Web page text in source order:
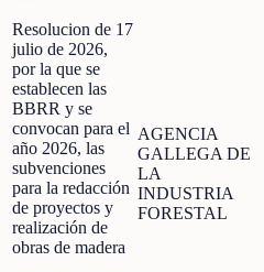
Resolucion de 17
julio de 2026,
por la que se
establecen las
BBRR y se
convocan para el
año 2026, las
subvenciones
para la redacción
de proyectos y
realización de
obras de madera
AGENCIA
GALLEGA DE
LA
INDUSTRIA
FORESTAL